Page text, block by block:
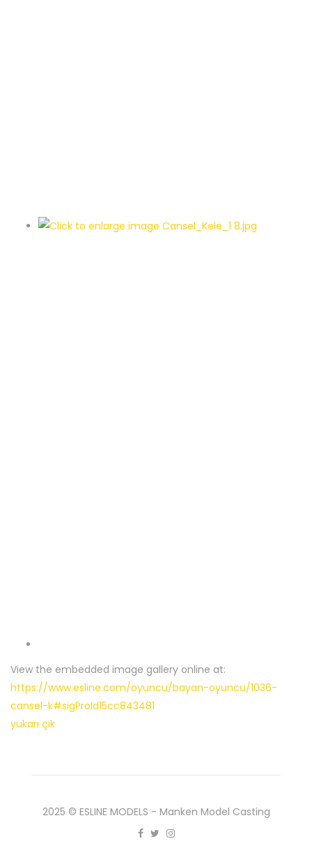
View the embedded image gallery online at:
https://www.esline.com/oyuncu/bayan-oyuncu/1036-
cansel-k#sigProId15cc843481
yukarı çık
2025 © ESLINE MODELS - Manken Model Casting